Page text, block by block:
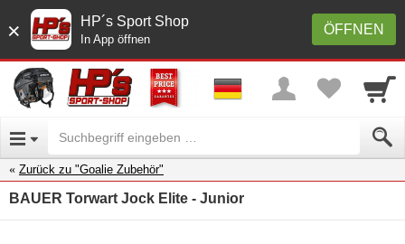
× ÖFFNEN
HP´s Sport Shop
In App öffnen
Zurück zu "Goalie Zubehör"
BAUER Torwart Jock Elite - Junior